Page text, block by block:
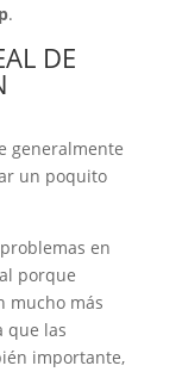
.
DE
generalmente
un poquito
en
porque
mucho más
que las
importante,